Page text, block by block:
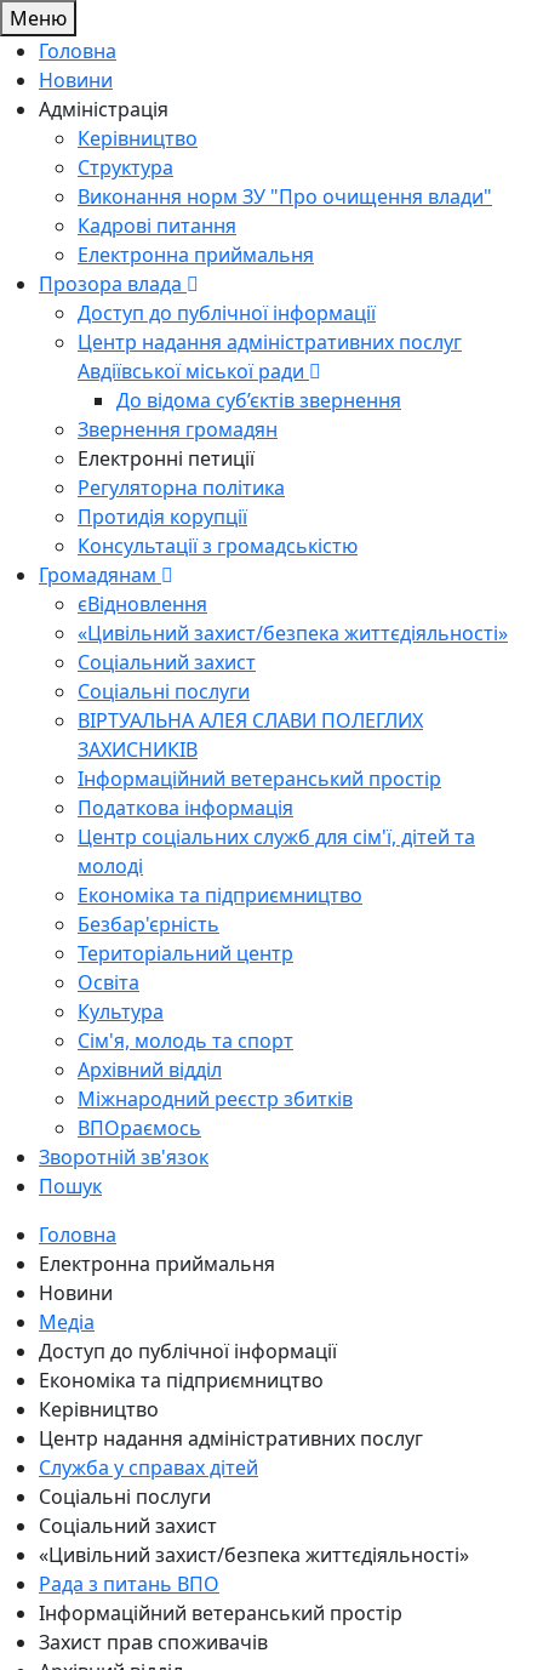
Меню
Головна
Новини
Адміністрація
Керівництво
Структура
Виконання норм ЗУ "Про очищення влади"
Кадрові питання
Електронна приймальня
Прозора влада
Доступ до публічної інформації
Центр надання адміністративних послуг
Авдіївської міської ради
До відома суб’єктів звернення
Звернення громадян
Електронні петиції
Регуляторна політика
Протидія корупції
Консультації з громадськістю
Громадянам
єВідновлення
«Цивільний захист/безпека життєдіяльності»
Соціальний захист
Соціальні послуги
ВІРТУАЛЬНА АЛЕЯ СЛАВИ ПОЛЕГЛИХ
ЗАХИСНИКІВ
Інформаційний ветеранський простір
Податкова інформація
Центр соціальних служб для сім'ї, дітей та
молоді
Економіка та підприємництво
Безбар'єрність
Територіальний центр
Освіта
Культура
Сім'я, молодь та спорт
Архівний відділ
Міжнародний реєстр збитків
ВПОраємось
Зворотній зв'язок
Пошук
Головна
Електронна приймальня
Новини
Медіа
Доступ до публічної інформації
Економіка та підприємництво
Керівництво
Центр надання адміністративних послуг
Служба у справах дітей
Соціальні послуги
Соціальний захист
«Цивільний захист/безпека життєдіяльності»
Рада з питань ВПО
Інформаційний ветеранський простір
Захист прав споживачів